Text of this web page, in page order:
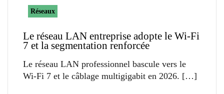
Réseaux
Le réseau LAN entreprise adopte le Wi-Fi
7 et la segmentation renforcée
Le réseau LAN professionnel bascule vers le
Wi-Fi 7 et le câblage multigigabit en 2026.